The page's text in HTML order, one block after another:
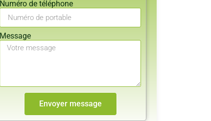
Numéro de téléphone
Message
Envoyer message